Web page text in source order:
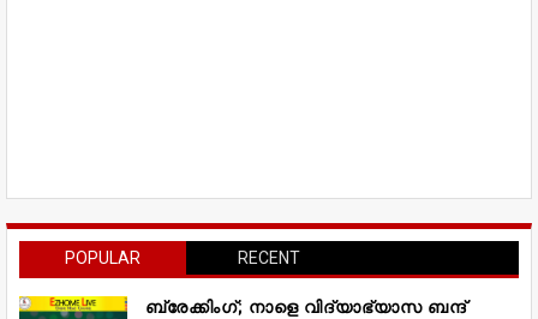
POPULAR RECENT
ബ്രേക്കിംഗ്; നാളെ വിദ്യാഭ്യാസ ബന്ദ്